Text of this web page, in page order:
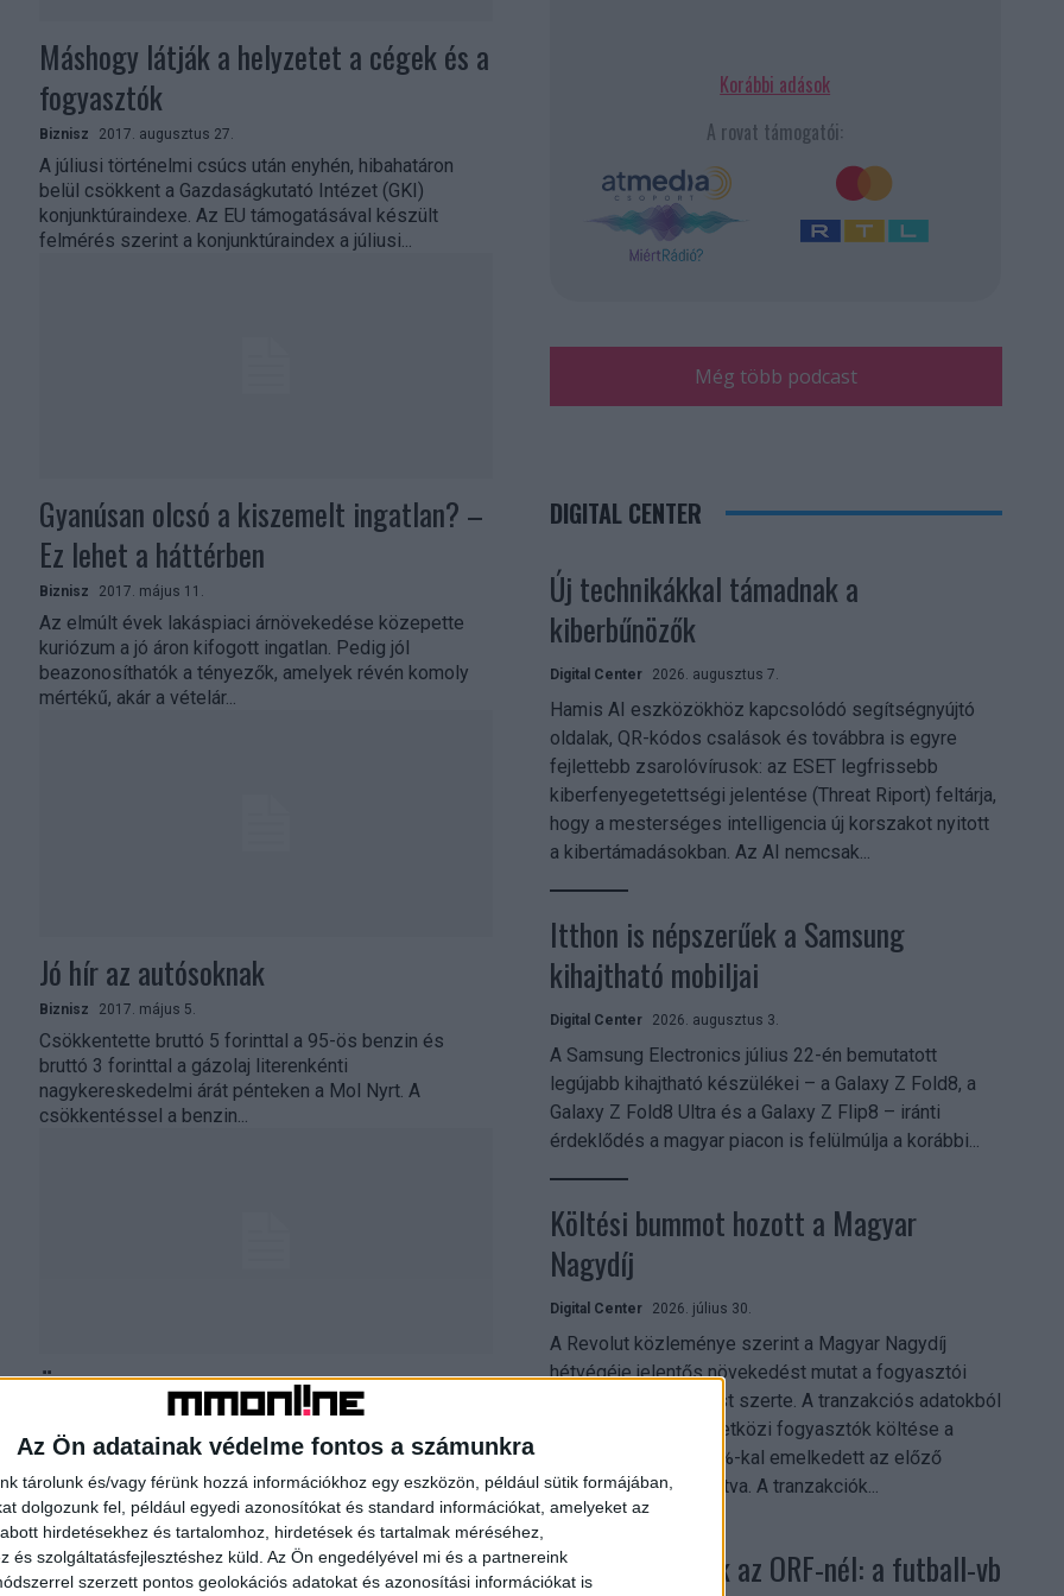
Az Ön adatainak védelme fontos a számunkra
tárolunk és/vagy férünk hozzá információkhoz egy eszközön, például sütik formájában,
dolgozunk fel, például egyedi azonosítókat és standard információkat, amelyeket az
hirdetésekhez és tartalomhoz, hirdetések és tartalmak méréséhez,
és szolgáltatásfejlesztéshez küld. Az Ön engedélyével mi és a partnereink
szerzett pontos geolokációs adatokat és azonosítási információkat is
Máshogy látják a helyzetet a cégek és a
fogyasztók
Biznisz 2017. augusztus 27.
A júliusi történelmi csúcs után enyhén, hibahatáron
belül csökkent a Gazdaságkutató Intézet (GKI)
konjunktúraindexe. Az EU támogatásával készült
felmérés szerint a konjunktúraindex a júliusi...
Gyanúsan olcsó a kiszemelt ingatlan? –
Ez lehet a háttérben
Biznisz 2017. május 11.
Az elmúlt évek lakáspiaci árnövekedése közepette
kuriózum a jó áron kifogott ingatlan. Pedig jól
beazonosíthatók a tényezők, amelyek révén komoly
mértékű, akár a vételár...
Jó hír az autósoknak
Biznisz 2017. május 5.
Csökkentette bruttó 5 forinttal a 95-ös benzin és
bruttó 3 forinttal a gázolaj literenkénti
nagykereskedelmi árát pénteken a Mol Nyrt. A
csökkentéssel a benzin...
Örülhetnek a benzinesek
Csökkentette bruttó 5 forinttal a 95-ös benzin
literenkénti nagykereskedelmi árát szerdán a Mol
Nyrt., a gázolaj ára nem változott. A csökkentéssel a
benzin átlagára...
Korábbi adások
A rovat támogatói:
Még több podcast
DIGITAL CENTER
Új technikákkal támadnak a
kiberbűnözők
Digital Center 2026. augusztus 7.
Hamis AI eszközökhöz kapcsolódó segítségnyújtó
oldalak, QR-kódos csalások és továbbra is egyre
fejlettebb zsarolóvírusok: az ESET legfrissebb
kiberfenyegetettségi jelentése (Threat Riport) feltárja,
hogy a mesterséges intelligencia új korszakot nyitott
a kibertámadásokban. Az AI nemcsak...
Itthon is népszerűek a Samsung
kihajtható mobiljai
Digital Center 2026. augusztus 3.
A Samsung Electronics július 22-én bemutatott
legújabb kihajtható készülékei – a Galaxy Z Fold8, a
Galaxy Z Fold8 Ultra és a Galaxy Z Flip8 – iránti
érdeklődés a magyar piacon is felülmúlja a korábbi...
Költési bummot hozott a Magyar
Nagydíj
Digital Center 2026. július 30.
A Revolut közleménye szerint a Magyar Nagydíj
hétvégéje jelentős növekedést mutat a fogyasztói
aktivitásban Budapest szerte. A tranzakciós adatokból
kiderül, hogy a nemzetközi fogyasztók költése a
versenyhétvégén 26%-kal emelkedett az előző
hétvégéhez viszonyítva. A tranzakciók...
Rekordok dőltek az ORF-nél: a futball-vb